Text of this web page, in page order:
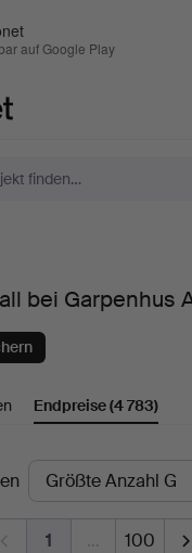
auf Google Play
bei Garpenhus
Endpreise(4 783)
1 … 100